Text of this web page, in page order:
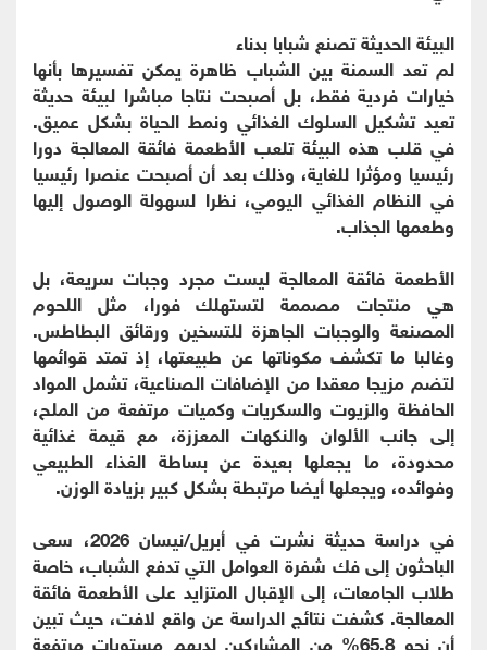
البيئة الحديثة تصنع شبابا بدناء
لم تعد السمنة بين الشباب ظاهرة يمكن تفسيرها بأنها
خيارات فردية فقط، بل أصبحت نتاجا مباشرا لبيئة حديثة
تعيد تشكيل السلوك الغذائي ونمط الحياة بشكل عميق.
في قلب هذه البيئة تلعب الأطعمة فائقة المعالجة دورا
رئيسيا ومؤثرا للغاية، وذلك بعد أن أصبحت عنصرا رئيسيا
في النظام الغذائي اليومي، نظرا لسهولة الوصول إليها
وطعمها الجذاب.
الأطعمة فائقة المعالجة ليست مجرد وجبات سريعة، بل
هي منتجات مصممة لتستهلك فورا، مثل اللحوم
المصنعة والوجبات الجاهزة للتسخين ورقائق البطاطس.
وغالبا ما تكشف مكوناتها عن طبيعتها، إذ تمتد قوائمها
لتضم مزيجا معقدا من الإضافات الصناعية، تشمل المواد
الحافظة والزيوت والسكريات وكميات مرتفعة من الملح،
إلى جانب الألوان والنكهات المعززة، مع قيمة غذائية
محدودة، ما يجعلها بعيدة عن بساطة الغذاء الطبيعي
وفوائده، ويجعلها أيضا مرتبطة بشكل كبير بزيادة الوزن.
في دراسة حديثة نشرت في أبريل/نيسان 2026، سعى
الباحثون إلى فك شفرة العوامل التي تدفع الشباب، خاصة
طلاب الجامعات، إلى الإقبال المتزايد على الأطعمة فائقة
المعالجة. كشفت نتائج الدراسة عن واقع لافت، حيث تبين
أن نحو 65.8% من المشاركين لديهم مستويات مرتفعة